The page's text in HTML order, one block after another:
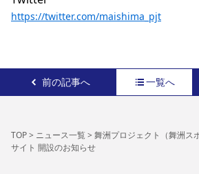
https://twitter.com/maishima_pjt
前の記事へ 一覧へ
TOP> ニュース一覧> 舞洲プロジェクト（舞洲ス
サイト 開設のお知らせ